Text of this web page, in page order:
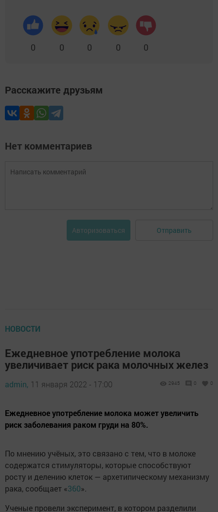
0 0 0 0 0
Расскажите друзьям
Нет комментариев
Авторизоваться Отправить
НОВОСТИ
Ежедневное употребление молока
увеличивает риск рака молочных желез
admin, 11 января 2022 - 17:00 2945 0 0
Ежедневное употребление молока может увеличить
риск заболевания раком груди на 80%.
По мнению учёных, это связано с тем, что в молоке
содержатся стимуляторы, которые способствуют
росту и делению клеток — архетипическому механизму
рака, сообщает «360».
Ученые провели эксперимент, в котором разделили